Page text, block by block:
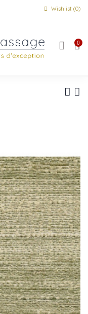
Wishlist (0)
0